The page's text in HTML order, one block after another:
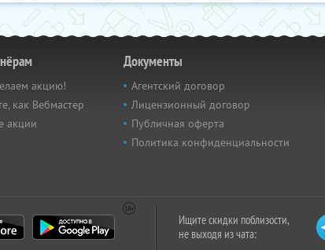
акцию!
как Вебмастер
акции
Документы
Агентский договор
Лицензионный договор
Публичная оферта
Политика конфиденциальности
Ищите скидки поблизости,
не выходя из чата: